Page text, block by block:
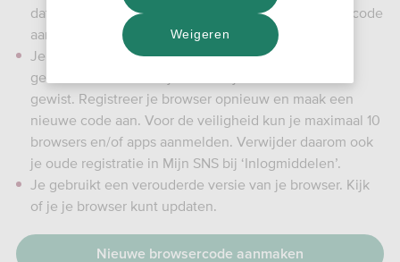
dat geval je browser opnieuw en maak een nieuwe code
aan.
Je hebt de geschiedenis en cookies van je browser
gewist. Dan kan het zijn dat ook je browsercode is
gewist. Registreer je browser opnieuw en maak een
nieuwe code aan. Voor de veiligheid kun je maximaal 10
browsers en/of apps aanmelden. Verwijder daarom ook
je oude registratie in Mijn SNS bij ‘Inlogmiddelen’.
Je gebruikt een verouderde versie van je browser. Kijk
of je je browser kunt updaten.
Nieuwe browsercode aanmaken
Weigeren